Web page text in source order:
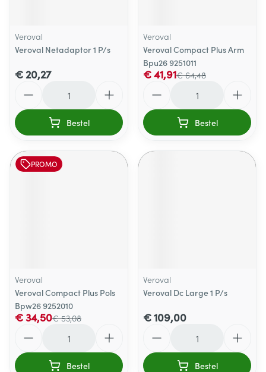
Veroval
Veroval Netadaptor 1 P/s
€ 20,27
Bestel
Veroval
Veroval Compact Plus Arm
Bpu26 9251011
€ 64,48
€ 41,91
Bestel
PROMO
Veroval
Veroval Compact Plus Pols
Bpw26 9252010
€ 53,08
€ 34,50
Bestel
Veroval
Veroval Dc Large 1 P/s
€ 109,00
Bestel